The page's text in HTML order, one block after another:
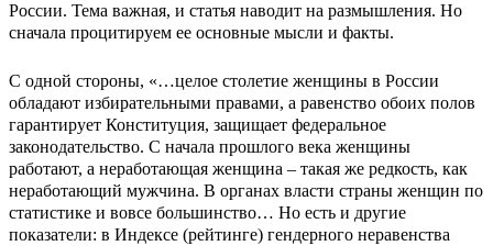
России. Тема важная, и статья наводит на размышления. Но
сначала процитируем ее основные мысли и факты.
С одной стороны, «…целое столетие женщины в России
обладают избирательными правами, а равенство обоих полов
гарантирует Конституция, защищает федеральное
законодательство. С начала прошлого века женщины
работают, а неработающая женщина – такая же редкость, как
неработающий мужчина. В органах власти страны женщин по
статистике и вовсе большинство… Но есть и другие
показатели: в Индексе (рейтинге) гендерного неравенства